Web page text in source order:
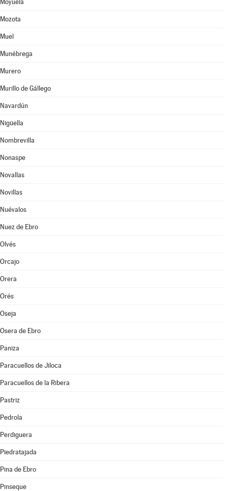
Moyuela
Mozota
Muel
Munébrega
Murero
Murillo de Gállego
Navardún
Nigüella
Nombrevilla
Nonaspe
Novallas
Novillas
Nuévalos
Nuez de Ebro
Olvés
Orcajo
Orera
Orés
Oseja
Osera de Ebro
Paniza
Paracuellos de Jiloca
Paracuellos de la Ribera
Pastriz
Pedrola
Perdiguera
Piedratajada
Pina de Ebro
Pinseque